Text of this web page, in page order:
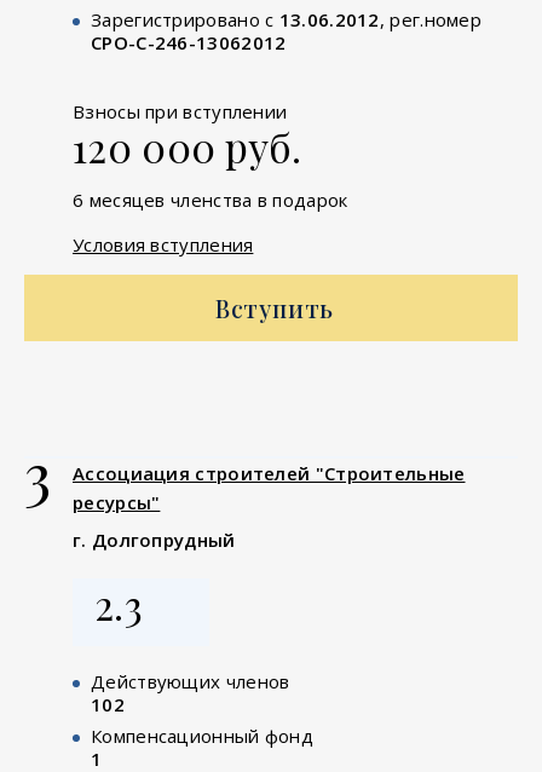
Зарегистрировано с 13.06.2012, рег.номер
СРО-С-246-13062012
Взносы при вступлении
120 000 руб.
6 месяцев членства в подарок
Условия вступления
Вступить
3
Ассоциация строителей "Строительные
ресурсы"
г. Долгопрудный
2.3
Действующих членов
102
Компенсационный фонд
1